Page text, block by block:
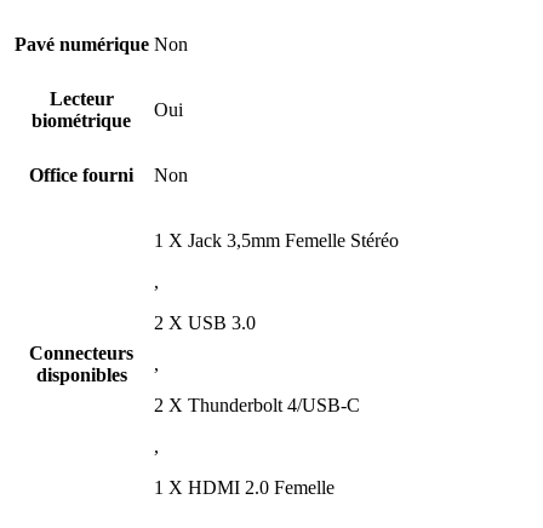
Pavé numérique Non
Lecteur
biométrique
Oui
Office fourni Non
Connecteurs
disponibles
1 X Jack 3,5mm Femelle Stéréo
,
2 X USB 3.0
,
2 X Thunderbolt 4/USB-C
,
1 X HDMI 2.0 Femelle